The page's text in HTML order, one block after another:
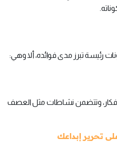
رئيسة تبرز مدى فوائده، ألا وهي:
وتتضمن نشاطات مثل العصف